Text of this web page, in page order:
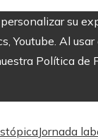
su
Youtube. Al
Política de
Jornada